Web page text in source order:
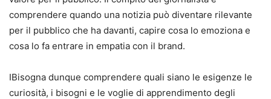
comprendere quando una notizia può diventare rilevante
per il pubblico che ha davanti, capire cosa lo emoziona e
cosa lo fa entrare in empatia con il brand.
IBisogna dunque comprendere quali siano le esigenze le
curiosità, i bisogni e le voglie di apprendimento degli